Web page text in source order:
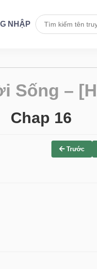
NHẬP
Sống –
Chap 16
Trước